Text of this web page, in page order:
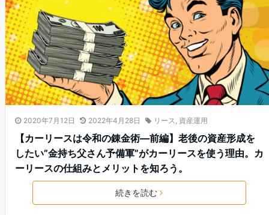
2020年7月12日 2022年4月28日 リース 資産運用
【カーリースは令和の錬金術—前編】老後の資産形成を
したい”金持ち父さん予備軍”がカーリースを使う理由。カ
ーリースの仕組みとメリットを知ろう。
続きを読む